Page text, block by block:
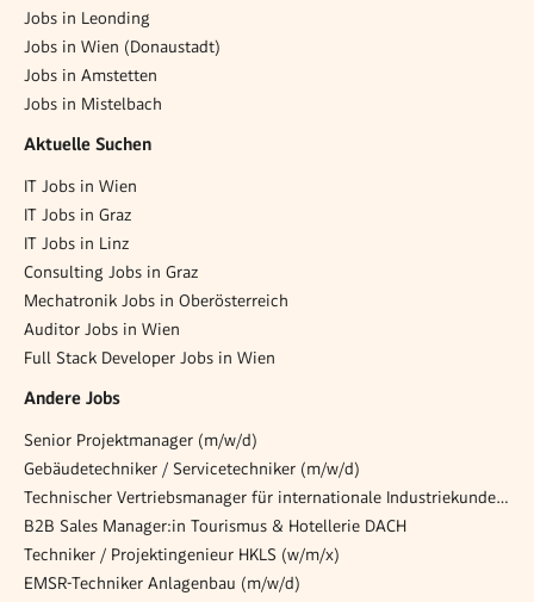
Jobs in Leonding
Jobs in Wien (Donaustadt)
Jobs in Amstetten
Jobs in Mistelbach
Aktuelle Suchen
IT Jobs in Wien
IT Jobs in Graz
IT Jobs in Linz
Consulting Jobs in Graz
Mechatronik Jobs in Oberösterreich
Auditor Jobs in Wien
Full Stack Developer Jobs in Wien
Andere Jobs
Senior Projektmanager (m/w/d)
Gebäudetechniker / Servicetechniker (m/w/d)
Technischer Vertriebsmanager für internationale Industriekunden (w/m/d)
B2B Sales Manager:in Tourismus & Hotellerie DACH
Techniker / Projektingenieur HKLS (w/m/x)
EMSR-Techniker Anlagenbau (m/w/d)